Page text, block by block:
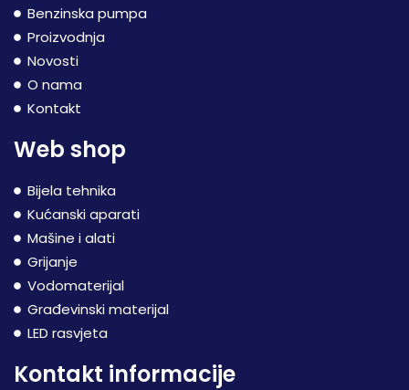
Benzinska pumpa
Proizvodnja
Novosti
O nama
Kontakt
Web shop
Bijela tehnika
Kućanski aparati
Mašine i alati
Grijanje
Vodomaterijal
Građevinski materijal
LED rasvjeta
Kontakt informacije